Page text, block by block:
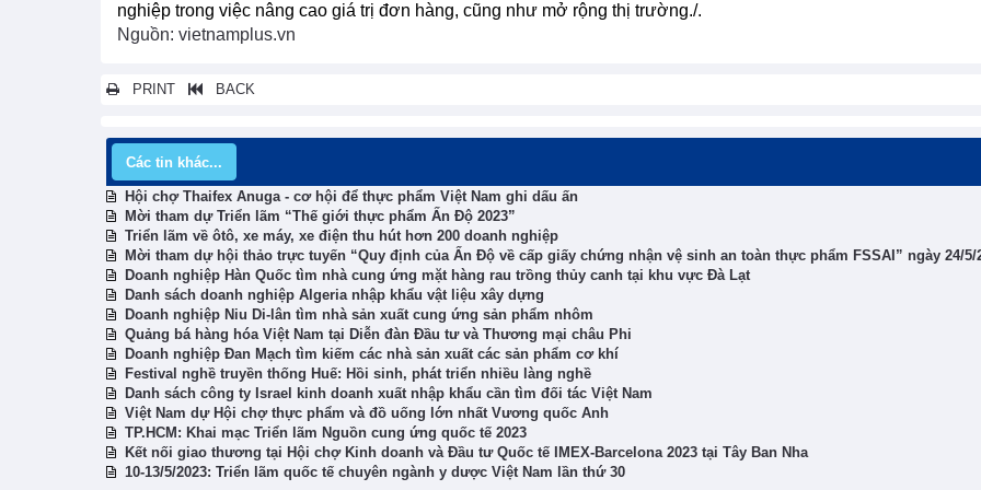
nghiệp trong việc nâng cao giá trị đơn hàng, cũng như mở rộng thị trường./.
Nguồn: vietnamplus.vn
PRINT BACK
Các tin khác...
Hội chợ Thaifex Anuga - cơ hội để thực phẩm Việt Nam ghi dấu ấn
Mời tham dự Triển lãm “Thế giới thực phẩm Ấn Độ 2023”
Triển lãm về ôtô, xe máy, xe điện thu hút hơn 200 doanh nghiệp
Mời tham dự hội thảo trực tuyến “Quy định của Ấn Độ về cấp giấy chứng nhận vệ sinh an toàn thực phẩm FSSAI” ngày 24/5/
Doanh nghiệp Hàn Quốc tìm nhà cung ứng mặt hàng rau trồng thủy canh tại khu vực Đà Lạt
Danh sách doanh nghiệp Algeria nhập khẩu vật liệu xây dựng
Doanh nghiệp Niu Di-lân tìm nhà sản xuất cung ứng sản phẩm nhôm
Quảng bá hàng hóa Việt Nam tại Diễn đàn Đầu tư và Thương mại châu Phi
Doanh nghiệp Đan Mạch tìm kiếm các nhà sản xuất các sản phẩm cơ khí
Festival nghề truyền thống Huế: Hồi sinh, phát triển nhiều làng nghề
Danh sách công ty Israel kinh doanh xuất nhập khẩu cần tìm đối tác Việt Nam
Việt Nam dự Hội chợ thực phẩm và đồ uống lớn nhất Vương quốc Anh
TP.HCM: Khai mạc Triển lãm Nguồn cung ứng quốc tế 2023
Kết nối giao thương tại Hội chợ Kinh doanh và Đầu tư Quốc tế IMEX-Barcelona 2023 tại Tây Ban Nha
10-13/5/2023: Triển lãm quốc tế chuyên ngành y dược Việt Nam lần thứ 30